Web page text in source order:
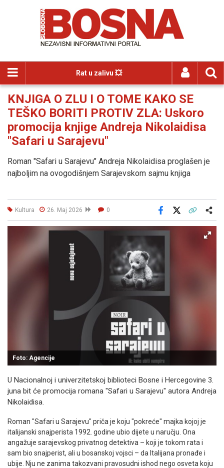
Rat u zalivu 💥
KNJIGA O ZLU I O TOME KAKO SE
TEŠKO BORITI PROTIV ZLA: Uskoro
promocija knjige Andreja Nikolaidisa
"Safari u Sarajevu"
Roman "Safari u Sarajevu" Andreja Nikolaidisa proglašen je
najboljim na ovogodišnjem Sarajevskom sajmu knjiga
Kultura 26. Maj 2026 0
Facebook
Foto: Agencije
U Nacionalnoj i univerzitetskoj biblioteci Bosne i Hercegovine 3.
juna bit će promocija romana "Safari u Sarajevu" autora Andreja
Nikolaidisa.
Roman "Safari u Sarajevu" priča je koju "pokreće" majka kojoj je
italijanski snajperista 1992. godine ubio dijete u naručju. Ona
angažuje sarajevskog privatnog detektiva – koji je tokom rata i
sam bio snajperist, ali u bosanskoj vojsci – da Italijana pronađe i
ubije. Nju ne zanima takozvani pravosudni ishod nego osveta koju